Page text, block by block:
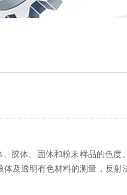
胶体、固体和粉末样品的色度
及透明有色材料的测量，反射